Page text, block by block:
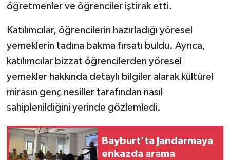
öğretmenler ve öğrenciler iştirak etti.
Katılımcılar, öğrencilerin hazırladığı yöresel
yemeklerin tadına bakma fırsatı buldu. Ayrıca,
katılımcılar bizzat öğrencilerden yöresel
yemekler hakkında detaylı bilgiler alarak kültürel
mirasın genç nesiller tarafından nasıl
sahiplenildiğini yerinde gözlemledi.
Bayburt’ta Jandarmaya
enkazda arama